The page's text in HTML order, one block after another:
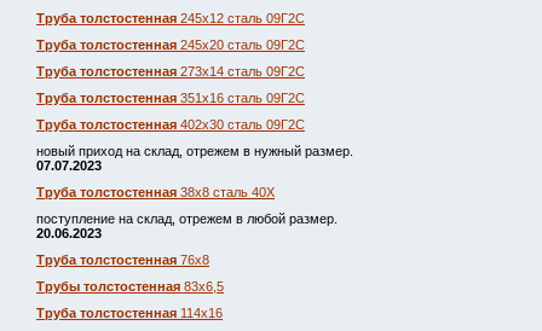
Труба толстостенная 245х12 сталь 09Г2С
Труба толстостенная 245х20 сталь 09Г2С
Труба толстостенная 273х14 сталь 09Г2С
Труба толстостенная 351х16 сталь 09Г2С
Труба толстостенная 402х30 сталь 09Г2С
новый приход на склад, отрежем в нужный размер.
07.07.2023
Труба толстостенная 38х8 сталь 40Х
поступление на склад, отрежем в любой размер.
20.06.2023
Труба толстостенная 76х8
Трубы толстостенная 83х6,5
Труба толстостенная 114х16